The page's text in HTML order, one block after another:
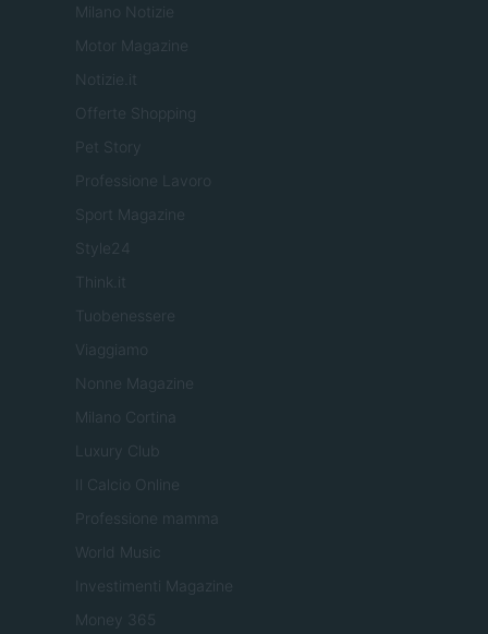
Milano Notizie
Motor Magazine
Notizie.it
Offerte Shopping
Pet Story
Professione Lavoro
Sport Magazine
Style24
Think.it
Tuobenessere
Viaggiamo
Nonne Magazine
Milano Cortina
Luxury Club
Il Calcio Online
Professione mamma
World Music
Investimenti Magazine
Money 365